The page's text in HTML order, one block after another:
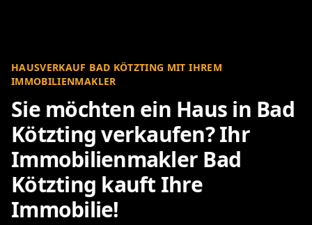
HAUSVERKAUF BAD KÖTZTING MIT IHREM
IMMOBILIENMAKLER
Sie möchten ein Haus in Bad
Kötzting verkaufen? Ihr
Immobilienmakler Bad
Kötzting kauft Ihre
Immobilie!